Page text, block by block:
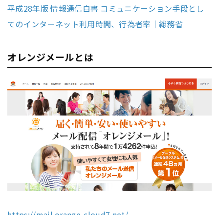
平成28年版 情報通信白書 コミュニケーション手段とし
てのインターネット利用時間、行為者率｜総務省
オレンジメールとは